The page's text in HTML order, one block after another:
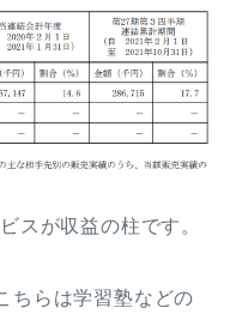
スが収益の柱です。
ちらは学習塾などの